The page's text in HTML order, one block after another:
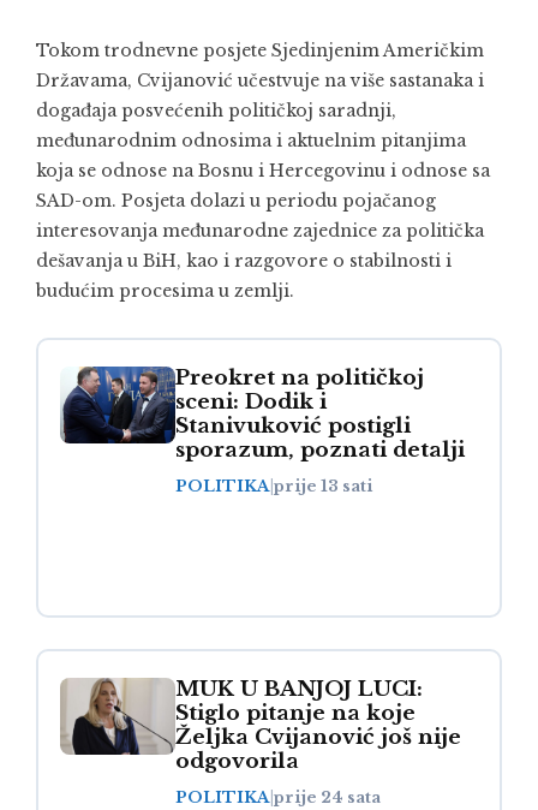
Tokom trodnevne posjete Sjedinjenim Američkim
Državama, Cvijanović učestvuje na više sastanaka i
događaja posvećenih političkoj saradnji,
međunarodnim odnosima i aktuelnim pitanjima
koja se odnose na Bosnu i Hercegovinu i odnose sa
SAD-om. Posjeta dolazi u periodu pojačanog
interesovanja međunarodne zajednice za politička
dešavanja u BiH, kao i razgovore o stabilnosti i
budućim procesima u zemlji.
Preokret na političkoj
sceni: Dodik i
Stanivuković postigli
sporazum, poznati detalji
POLITIKAprije 13 sati
MUK U BANJOJ LUCI:
Stiglo pitanje na koje
Željka Cvijanović još nije
odgovorila
POLITIKAprije 24 sata